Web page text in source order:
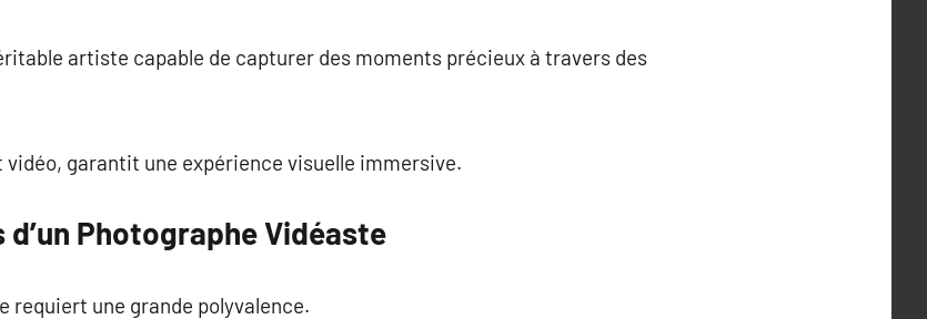
artiste capable de capturer des moments précieux à travers des
garantit une expérience visuelle immersive.
Photographe Vidéaste
requiert une grande polyvalence.